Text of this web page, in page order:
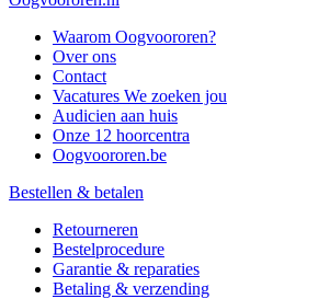
Waarom Oogvoororen?
Over ons
Contact
Vacatures We zoeken jou
Audicien aan huis
Onze 12 hoorcentra
Oogvoororen.be
Bestellen & betalen
Retourneren
Bestelprocedure
Garantie & reparaties
Betaling & verzending